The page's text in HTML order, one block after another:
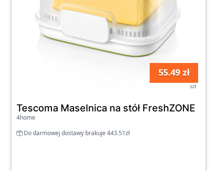
55.49 zł
szt
Tescoma Maselnica na stół FreshZONE
4home
Do darmowej dostawy brakuje 443.51zł